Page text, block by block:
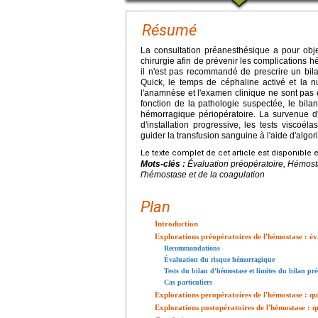
Résumé
La consultation préanesthésique a pour
chirurgie afin de prévenir les complications
il n'est pas recommandé de prescrire un
Quick, le temps de céphaline activé et la
l'anamnèse et l'examen clinique ne sont
fonction de la pathologie suspectée, le
hémorragique périopératoire. La survenue
d'installation progressive, les tests
guider la transfusion sanguine à l'aide
Le texte complet de cet article est disponible
Mots-clés : Évaluation préopératoire,
l'hémostase et de la coagulation
Plan
Introduction
Explorations préopératoires de l'hémostase :
Recommandations
Évaluation du risque hémorragique
Tests du bilan d'hémostase et limites du bilan
Cas particuliers
Explorations peropératoires de l'hémostase :
Explorations postopératoires de l'hémostase :